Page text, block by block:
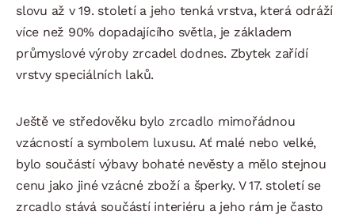
slovu až v 19. století a jeho tenká vrstva, která odráží
více než 90% dopadajícího světla, je základem
průmyslové výroby zrcadel dodnes. Zbytek zařídí
vrstvy speciálních laků.
Ještě ve středověku bylo zrcadlo mimořádnou
vzácností a symbolem luxusu. Ať malé nebo velké,
bylo součástí výbavy bohaté nevěsty a mělo stejnou
cenu jako jiné vzácné zboží a šperky. V 17. století se
zrcadlo stává součástí interiéru a jeho rám je často